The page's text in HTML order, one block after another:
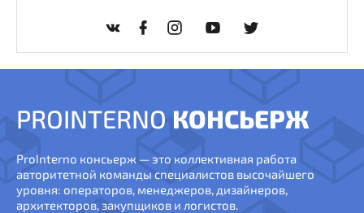
PROINTERNO КОНСЬЕРЖ
ProInterno консьерж — это коллективная работа
авторитетной команды специалистов высочайшего
уровня: операторов, менеджеров, дизайнеров,
архитекторов, закупщиков и логистов.